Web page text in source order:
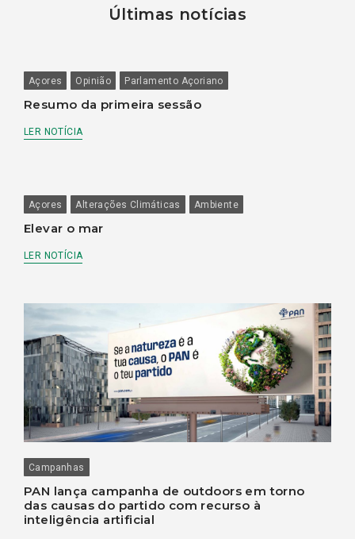
Últimas notícias
Açores Opinião Parlamento Açoriano
Resumo da primeira sessão
LER NOTÍCIA
Açores Alterações Climáticas Ambiente
Elevar o mar
LER NOTÍCIA
Campanhas
PAN lança campanha de outdoors em torno
das causas do partido com recurso à
inteligência artificial